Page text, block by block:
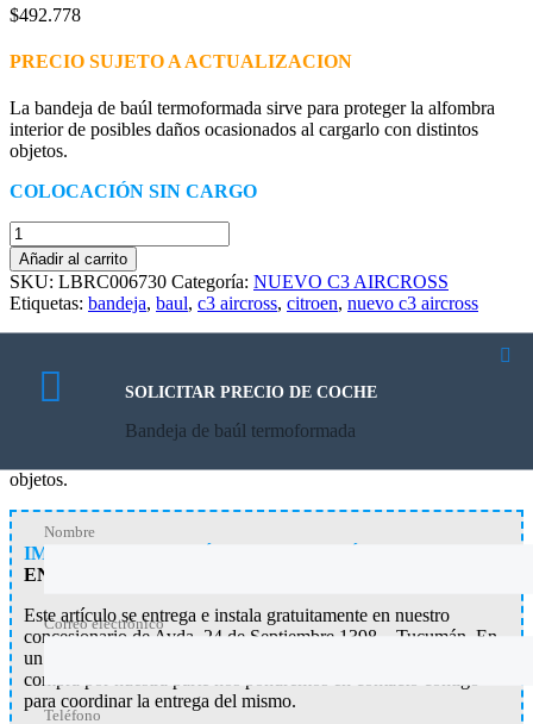
$492.778
PRECIO SUJETO A ACTUALIZACION
La bandeja de baúl termoformada sirve para proteger la alfombra
interior de posibles daños ocasionados al cargarlo con distintos
objetos.
COLOCACIÓN SIN CARGO
Bandeja
de
baúl
termoformada
cantidad
Añadir al carrito
SKU: LBRC006730 Categoría: NUEVO C3 AIRCROSS
Etiquetas: bandeja, baul, c3 aircross, citroen, nuevo c3 aircross
La bandeja de baúl termoformada sirve para proteger la alfombra
objetos.
IMPORTANTE: ARTÍCULO SIN ENVÍO.
ENTREGA/INSTALACIÓN EN AGENCIA
Este artículo se entrega e instala gratuitamente en nuestro
concesionario de Avda. 24 de Septiembre 1398 – Tucumán. En
un plazo máximo de 72 horas a partír de la confirmación de la
compra por nuestra parte nos pondremos en contacto contigo
para coordinar la entrega del mismo.
SOLICITAR PRECIO DE COCHE
Bandeja de baúl termoformada
Nombre
Correo electrónico
Teléfono